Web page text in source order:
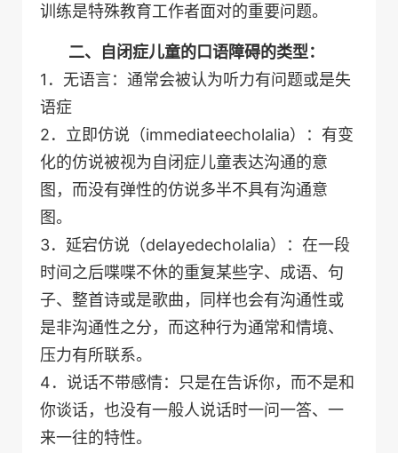
训练是特殊教育工作者面对的重要问题。
二、自闭症儿童的口语障碍的类型：
1．无语言：通常会被认为听力有问题或是失
语症
2．立即仿说（immediateecholalia）：有变
化的仿说被视为自闭症儿童表达沟通的意
图，而没有弹性的仿说多半不具有沟通意
图。
3．延宕仿说（delayedecholalia）：在一段
时间之后喋喋不休的重复某些字、成语、句
子、整首诗或是歌曲，同样也会有沟通性或
是非沟通性之分，而这种行为通常和情境、
压力有所联系。
4．说话不带感情：只是在告诉你，而不是和
你谈话，也没有一般人说话时一问一答、一
来一往的特性。